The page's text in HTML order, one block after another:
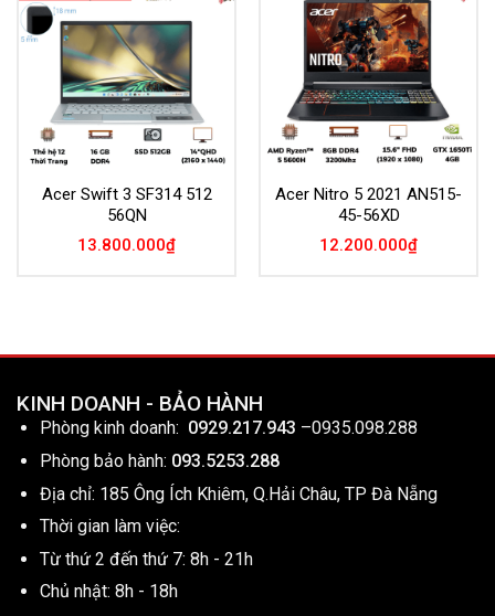
Wishlist
Acer Swift 3 SF314 512
56QN
13.800.000₫
Add to
Wishlist
Acer Nitro 5 2021 AN515-
45-56XD
12.200.000₫
KINH DOANH - BẢO HÀNH
Phòng kinh doanh: 0929.217.943 –0935.098.288
Phòng bảo hành: 093.5253.288
Địa chỉ: 185 Ông Ích Khiêm, Q.Hải Châu, TP Đà Nẵng
Thời gian làm việc:
Từ thứ 2 đến thứ 7: 8h - 21h
Chủ nhật: 8h - 18h